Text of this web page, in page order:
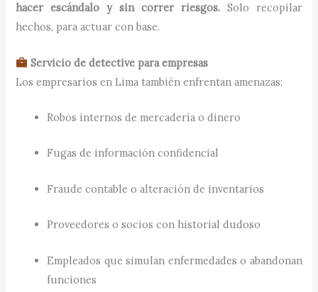
hacer escándalo y sin correr riesgos.Solo recopilar
hechos, para actuar con base.
Servicio de detective para empresas
Los empresarios en Lima también enfrentan amenazas:
Robos internos de mercadería o dinero
Fugas de información confidencial
Fraude contable o alteración de inventarios
Proveedores o socios con historial dudoso
Empleados que simulan enfermedades o abandonan
funciones